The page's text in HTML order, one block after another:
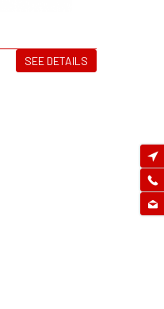
SEE DETAILS